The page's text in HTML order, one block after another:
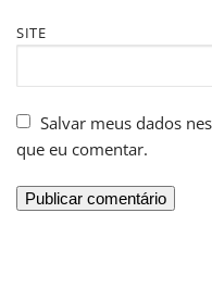
SITE
Salvar meus dados
que eu comentar.